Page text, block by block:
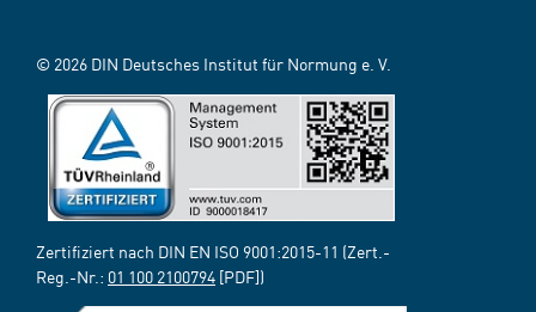
© 2026 DIN Deutsches Institut für Normung e. V.
Zertifiziert nach DIN EN ISO 9001:2015-11 (Zert.-
Reg.-Nr.: 01 100 2100794 [PDF])